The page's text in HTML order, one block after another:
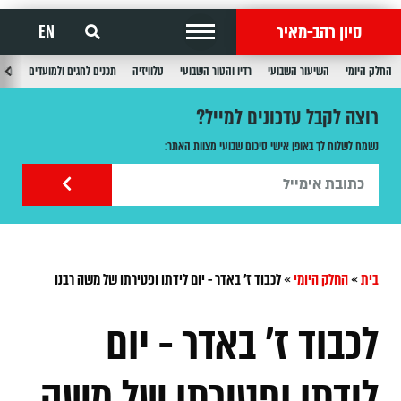
סיון רהב-מאיר EN
החלק היומי השיעור השבועי רדיו והטור השבועי טלוויזיה תכנים לחגים ולמועדים
רוצה לקבל עדכונים למייל?
נשמח לשלוח לך באופן אישי סיכום שבועי מצוות האתר:
בית»החלק היומי»לכבוד ז' באדר - יום לידתו ופטירתו של משה רבנו
לכבוד ז' באדר - יום